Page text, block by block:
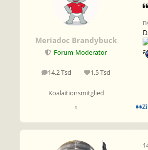
Meriadoc Brandybuck
Forum-Moderator
14,2 Tsd
Beiträge 1,5 Tsd
Reputation
Koalaitionsmitglied
♀